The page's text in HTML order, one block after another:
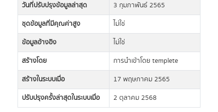
วันที่ปรับปรุงข้อมูลล่าสุด
3 กุมภาพันธ์ 2565
ชุดข้อมูลที่มีคุณค่าสูง
ไม่ใช่
ข้อมูลอ้างอิง
ไม่ใช่
สร้างโดย
การนำเข้าโดย templete
สร้างในระบบเมื่อ
17 พฤษภาคม 2565
ปรับปรุงครั้งล่าสุดในระบบเมื่อ
2 ตุลาคม 2568